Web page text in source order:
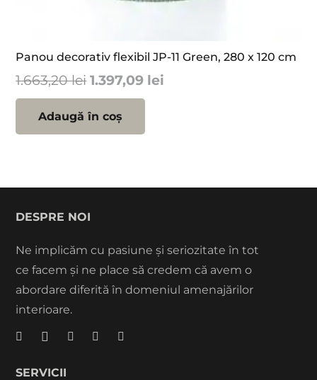
Panou decorativ flexibil JP-11 Green, 280 x 120 cm
1.663,20leiPrețul
inițial
a
fost:
1.397,09 lei
Adaugă în coș
DESPRE NOI
Ne implicăm cu pasiune și seriozitate în tot
ce facem și ne place să credem că avem o
abordare diferită în domeniul amenajărilor
interioare.
SERVICII